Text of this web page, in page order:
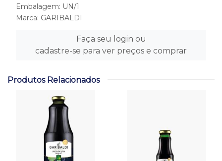
Embalagem: UN/1
Marca: GARIBALDI
Faça seu login ou
cadastre-se para ver preços e comprar
Produtos Relacionados